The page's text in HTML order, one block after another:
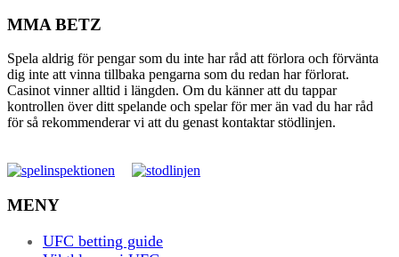
MMA BETZ
Spela aldrig för pengar som du inte har råd att förlora och förvänta
dig inte att vinna tillbaka pengarna som du redan har förlorat.
Casinot vinner alltid i längden. Om du känner att du tappar
kontrollen över ditt spelande och spelar för mer än vad du har råd
för så rekommenderar vi att du genast kontaktar stödlinjen.
MENY
UFC betting guide